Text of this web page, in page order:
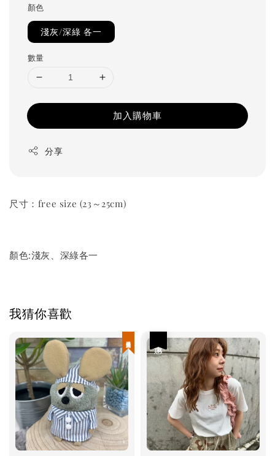
顏色
淺灰/深綠 各一
數量
加入購物車
分享
尺寸：free size (23～25cm)
顏色:淺灰、深綠各一
我猜你喜歡